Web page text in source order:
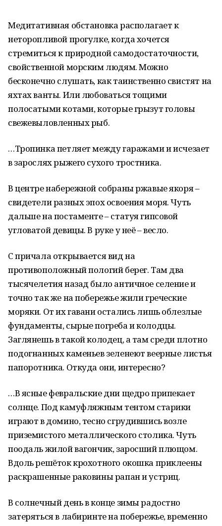
Медитативная обстановка располагает к
неторопливой прогулке, когда хочется
стремиться к природной самодостаточности,
свойственной морским людям. Можно
бесконечно слушать, как таинственно свистят на
яхтах ванты. Или любоваться тощими
полосатыми котами, которые грызут головы
свежевыловленных рыб.
…Тропинка петляет между гаражами и исчезает
в зарослях рыжего сухого тростника.
В центре набережной собраны ржавые якоря –
свидетели разных эпох освоения моря. Чуть
дальше на постаменте – статуя гипсовой
угловатой девицы. В руке у неё – весло.
С причала открывается вид на
противоположный пологий берег. Там два
тысячелетия назад было античное селение и
точно так же на побережье жили греческие
моряки. От их гавани остались лишь облезлые
фундаменты, сырые погреба и колодцы.
Заглянешь в такой колодец, а там среди плотно
подогнанных каменьев зеленеют веерные листья
папоротника. Откуда они, интересно?
…В ясные февральские дни щедро припекает
солнце. Под камуфляжным тентом старики
играют в домино, тесно сгрудившись возле
приземистого металлического столика. Чуть
поодаль жилой вагончик, заросший плющом.
Вдоль решёток крохотного окошка приклеены
раскрашенные раковины рапан и устриц.
В солнечный день в конце зимы радостно
затеряться в лабиринте на побережье, временно